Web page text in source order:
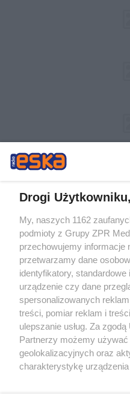
Żaden utwór zamieszczony w
rozpowszechniany lub dalej
tym także elektroniczny lub
eksploatacji w jakiejkolwiek
Internecie bez pisemnej zgody
wykorzystanie utworów w całości
tzn. bez właściwej zgody, jest
ścigane prawnie.
Drogi Użytkowniku,
My, naszych 1162
podmioty z Grupy ZPR
przechowujemy informacje
przetwarzamy dane
identyfikatory,
urządzenie czy dane
spersonalizowanych
treści, pomiar reklam i
ulepszanie usług. Za
Partnerzy możemy używać
geolokalizacyjnych oraz
charakterystykę